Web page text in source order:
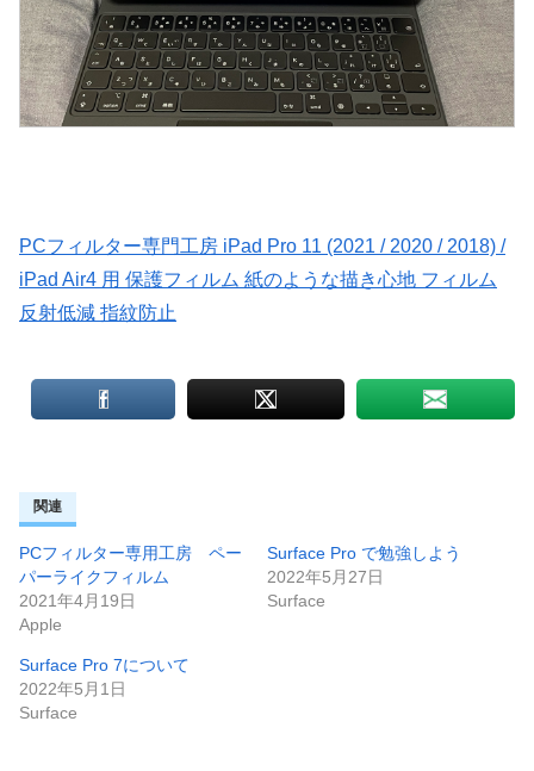
PCフィルター専門工房 iPad Pro 11 (2021 / 2020 / 2018) /
iPad Air4 用 保護フィルム 紙のような描き心地 フィルム
反射低減 指紋防止
関連
PCフィルター専用工房 ペー
パーライクフィルム
2021年4月19日
Apple
Surface Pro で勉強しよう
2022年5月27日
Surface
Surface Pro 7について
2022年5月1日
Surface